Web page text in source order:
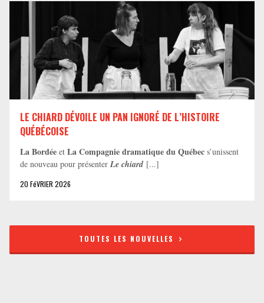
LE CHIARD DÉVOILE UN PAN IGNORÉ DE L’HISTOIRE
QUÉBÉCOISE
La Bordée et La Compagnie dramatique du Québec s’unissent
de nouveau pour présenter Le chiard [...]
20 FéVRIER 2026
TOUTES LES NOUVELLES